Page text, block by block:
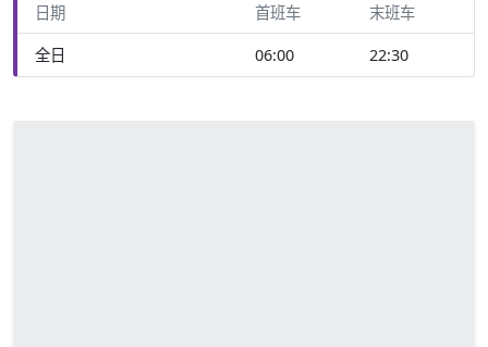
日期 首班车 末班车
全日 06:00 22:30